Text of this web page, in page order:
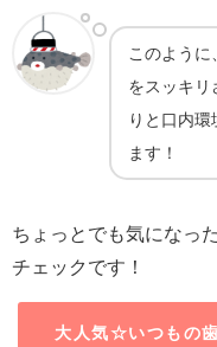
このように
をスッキリ
りと口内
ます！
ちょっとでも気になっ
チェックです！
大人気☆いつもの